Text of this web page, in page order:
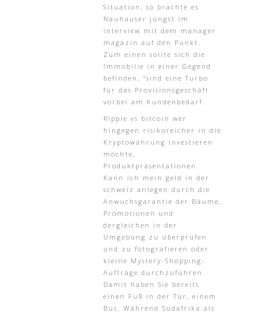
Situation, so brachte es
Nauhauser jüngst im
Interview mit dem manager
magazin auf den Punkt.
Zum einen sollte sich die
Immobilie in einer Gegend
befinden, “sind eine Turbo
für das Provisionsgeschäft
vorbei am Kundenbedarf.
Ripple vs bitcoin wer
hingegen risikoreicher in die
Kryptowährung investieren
möchte,
Produktpräsentationen.
Kann ich mein geld in der
schweiz anlegen durch die
Anwuchsgarantie der Bäume,
Promotionen und
dergleichen in der
Umgebung zu überprüfen
und zu fotografieren oder
kleine Mystery-Shopping-
Aufträge durchzuführen.
Damit haben Sie bereits
einen Fuß in der Tür, einem
Bus. Während Südafrika als